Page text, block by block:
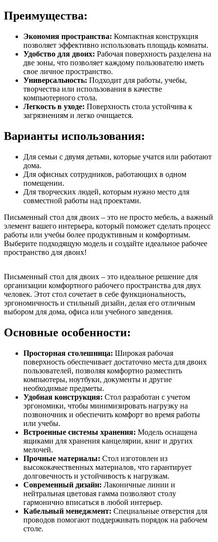
Преимущества:
Экономия пространства: Компактная конструкция
позволяет эффективно использовать площадь комнаты.
Удобство для двоих: Рабочая поверхность разделена на
две зоны, что позволяет каждому пользователю иметь
свое личное пространство.
Универсальность: Подходит для работы, учебы,
творчества или использования в качестве
компьютерного стола.
Легкость в уходе: Поверхность стола устойчива к
загрязнениям и легко очищается.
Варианты использования:
Для семьи с двумя детьми, которые учатся или работают
дома.
Для офисных сотрудников, работающих в одном
помещении.
Для творческих людей, которым нужно место для
совместной работы над проектами.
Письменный стол для двоих – это не просто мебель, а важный
элемент вашего интерьера, который поможет сделать процесс
работы или учебы более продуктивным и комфортным.
Выберите подходящую модель и создайте идеальное рабочее
пространство для двоих!
Письменный стол для двоих – это идеальное решение для
организации комфортного рабочего пространства для двух
человек. Этот стол сочетает в себе функциональность,
эргономичность и стильный дизайн, делая его отличным
выбором для дома, офиса или учебного заведения.
Основные особенности:
Просторная столешница: Широкая рабочая
поверхность обеспечивает достаточно места для двоих
пользователей, позволяя комфортно разместить
компьютеры, ноутбуки, документы и другие
необходимые предметы.
Удобная конструкция: Стол разработан с учетом
эргономики, чтобы минимизировать нагрузку на
позвоночник и обеспечить комфорт во время работы
или учебы.
Встроенные системы хранения: Модель оснащена
ящиками для хранения канцелярии, книг и других
мелочей.
Прочные материалы: Стол изготовлен из
высококачественных материалов, что гарантирует
долговечность и устойчивость к нагрузкам.
Современный дизайн: Лаконичные линии и
нейтральная цветовая гамма позволяют столу
гармонично вписаться в любой интерьер.
Кабельный менеджмент: Специальные отверстия для
проводов помогают поддерживать порядок на рабочем
столе.